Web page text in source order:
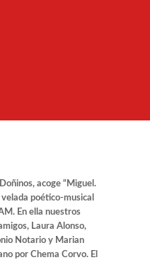
acoge “Miguel.
poético-musical
En ella nuestros
Laura Alonso,
Notario y Marian
por Chema Corvo. El